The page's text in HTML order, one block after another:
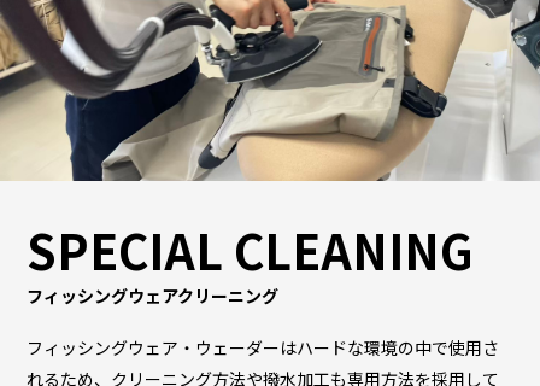
SPECIAL CLEANING
フィッシングウェアクリーニング
フィッシングウェア・ウェーダーはハードな環境の中で使用さ
れるため、クリーニング方法や撥水加工も専用方法を採用して